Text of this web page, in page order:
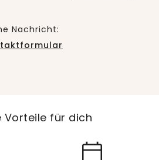
Nachricht:
Vorteile für dich